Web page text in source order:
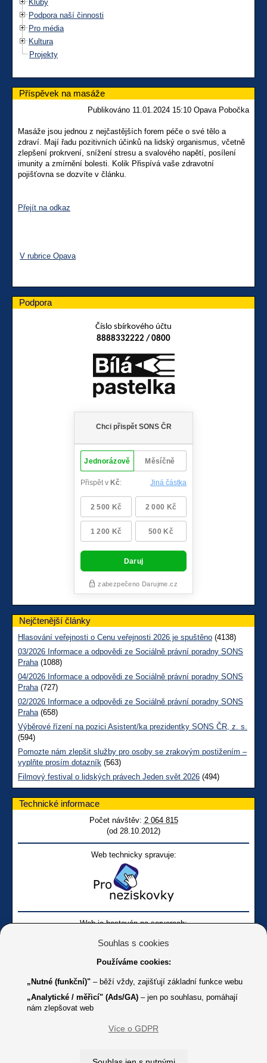
Kluby
Podpora naší činnosti
Pro média
Kultura
Projekty
Příspěvek na masáže
Publikováno 11.01.2024 15:10 Opava Pobočka
Masáže jsou jednou z nejčastějších forem péče o své tělo a
zdraví. Mají řadu pozitivních účinků na lidský organismus, včetně
zlepšení prokrvení, snížení stresu a svalového napětí, posílení
imunity a zmírnění bolesti. Kolik Přispívá vaše zdravotní
pojišťovna se dozvíte v článku.
Přejít na odkaz
V rubrice Opava
Podpora
Číslo sbírkového účtu
8888332222 / 0800
Nejčtenější články
Hlasování veřejnosti o Cenu veřejnosti 2026 je spuštěno (4138)
03/2026 Informace a odpovědi ze Sociálně právní poradny SONS
Praha(1088)
04/2026 Informace a odpovědi ze Sociálně právní poradny SONS
Praha(727)
02/2026 Informace a odpovědi ze Sociálně právní poradny SONS
Praha(658)
Výběrové řízení na pozici Asistent/ka prezidentky SONS ČR, z. s.
(594)
Pomozte nám zlepšit služby pro osoby se zrakovým postižením –
vyplňte prosím dotazník (563)
Filmový festival o lidských právech Jeden svět 2026 (494)
Technické informace
Počet návštěv: 2 064 815
(od 28.10.2012)
Web technicky spravuje:
Web je hostován na serverech:
Online
Youtube SONS
K jakémukoliv užití textů a obrázků uvedených na tomto serveru je
Souhlas s cookies
Používáme cookies:
„Nutné (funkční)" – běží vždy, zajišťují základní funkce webu
„Analytické / měřicí" (Ads/GA) – jen po souhlasu, pomáhají
nám zlepšovat web
Více o GDPR